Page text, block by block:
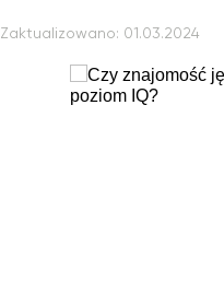
Chemia
Zaktualizowano: 01.03.2024